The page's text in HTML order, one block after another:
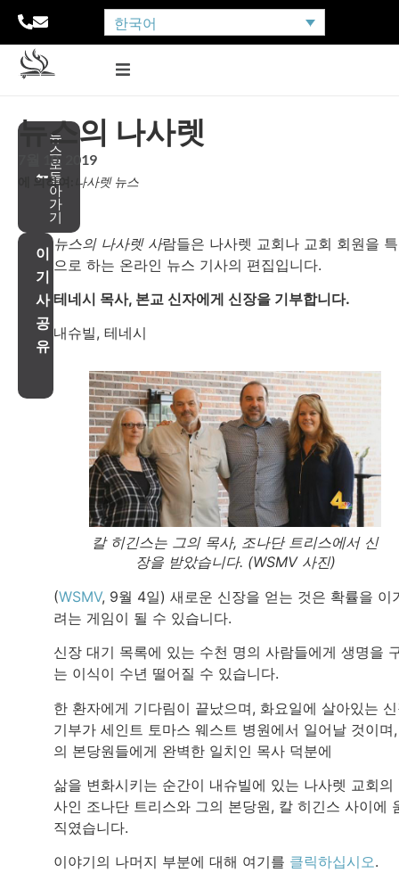
한국어
뉴
스
로
돌
아
가
기
뉴스의 나사렛
7월 10, 2019
에 의하여: 나사렛 뉴스
이
기
사
공
유
뉴스의 나사렛 사람들은 나사렛 교회나 교회 회원을
으로 하는 온라인 뉴스 기사의 편집입니다.
테네시 목사, 본교 신자에게 신장을 기부합니다.
내슈빌, 테네시
칼 히긴스는 그의 목사, 조나단 트리스에서 신
장을 받았습니다. (WSMV 사진)
(WSMV, 9월 4일) 새로운 신장을 얻는 것은 확률을 이
려는 게임이 될 수 있습니다.
신장 대기 목록에 있는 수천 명의 사람들에게 생명을
는 이식이 수년 떨어질 수 있습니다.
한 환자에게 기다림이 끝났으며, 화요일에 살아있는
기부가 세인트 토마스 웨스트 병원에서 일어날 것이며
의 본당원들에게 완벽한 일치인 목사 덕분에
삶을 변화시키는 순간이 내슈빌에 있는 나사렛 교회의
사인 조나단 트리스와 그의 본당원, 칼 히긴스 사이에
직였습니다.
이야기의 나머지 부분에 대해 여기를 클릭하십시오.